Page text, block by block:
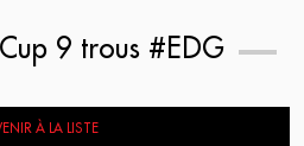
9 trous #EDG
À LA LISTE